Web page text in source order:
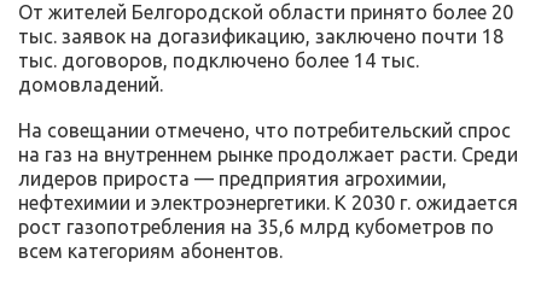
От жителей Белгородской области принято более 20
тыс. заявок на догазификацию, заключено почти 18
тыс. договоров, подключено более 14 тыс.
домовладений.
На совещании отмечено, что потребительский спрос
на газ на внутреннем рынке продолжает расти. Среди
лидеров прироста — предприятия агрохимии,
нефтехимии и электроэнергетики. К 2030 г. ожидается
рост газопотребления на 35,6 млрд кубометров по
всем категориям абонентов.